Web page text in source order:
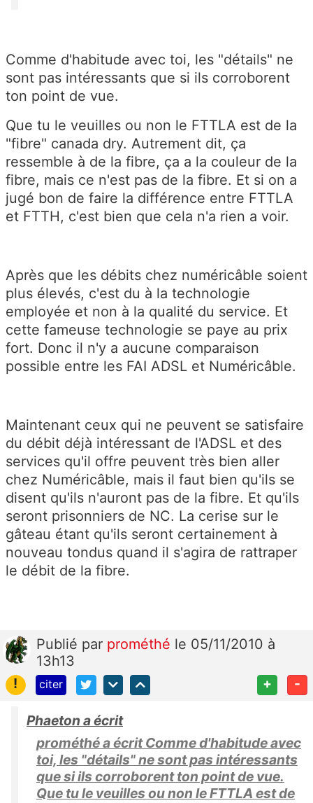
Comme d'habitude avec toi, les "détails" ne
sont pas intéressants que si ils corroborent
ton point de vue.
Que tu le veuilles ou non le FTTLA est de la
"fibre" canada dry. Autrement dit, ça
ressemble à de la fibre, ça a la couleur de la
fibre, mais ce n'est pas de la fibre. Et si on a
jugé bon de faire la différence entre FTTLA
et FTTH, c'est bien que cela n'a rien a voir.
Après que les débits chez numéricâble soient
plus élevés, c'est du à la technologie
employée et non à la qualité du service. Et
cette fameuse technologie se paye au prix
fort. Donc il n'y a aucune comparaison
possible entre les FAI ADSL et Numéricâble.
Maintenant ceux qui ne peuvent se satisfaire
du débit déjà intéressant de l'ADSL et des
services qu'il offre peuvent très bien aller
chez Numéricâble, mais il faut bien qu'ils se
disent qu'ils n'auront pas de la fibre. Et qu'ils
seront prisonniers de NC. La cerise sur le
gâteau étant qu'ils seront certainement à
nouveau tondus quand il s'agira de rattraper
le débit de la fibre.
Publié par prométhé le 05/11/2010 à
13h13
!
citer + -
Phaeton a écrit
prométhé a écrit Comme d'habitude avec
toi, les "détails" ne sont pas intéressants
que si ils corroborent ton point de vue.
Que tu le veuilles ou non le FTTLA est de